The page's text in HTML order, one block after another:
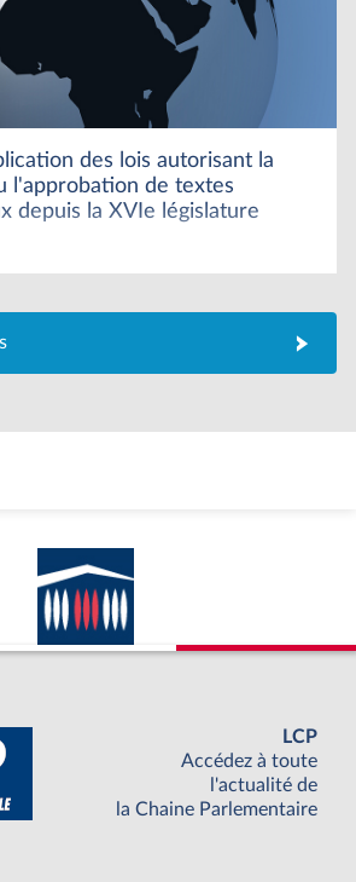
des lois autorisant la
l'approbation de textes
depuis la XVIe législature
LCP
Accédez à toute
l'actualité de
la Chaine Parlementaire